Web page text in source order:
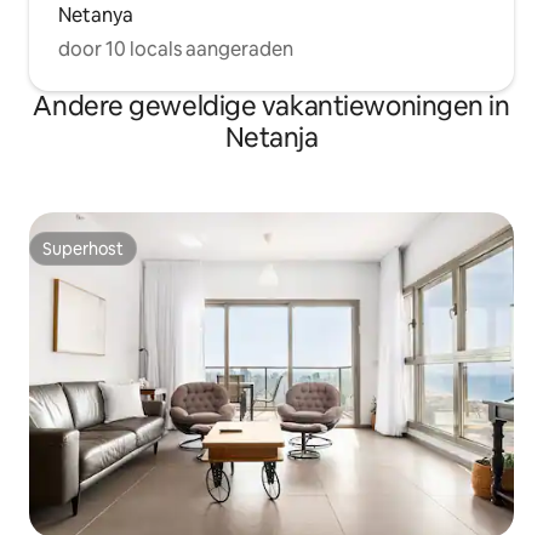
Netanya
door 10 locals aangeraden
Andere geweldige vakantiewoningen in
Netanja
Superhost
Superhost